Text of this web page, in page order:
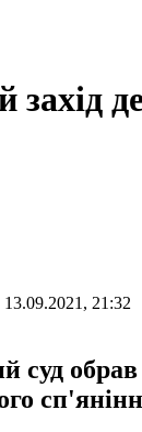
захід
13.09.2021, 21:32
обрав